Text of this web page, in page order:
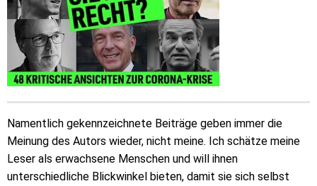
Namentlich gekennzeichnete Beiträge geben immer die
Meinung des Autors wieder, nicht meine. Ich schätze meine
Leser als erwachsene Menschen und will ihnen
unterschiedliche Blickwinkel bieten, damit sie sich selbst